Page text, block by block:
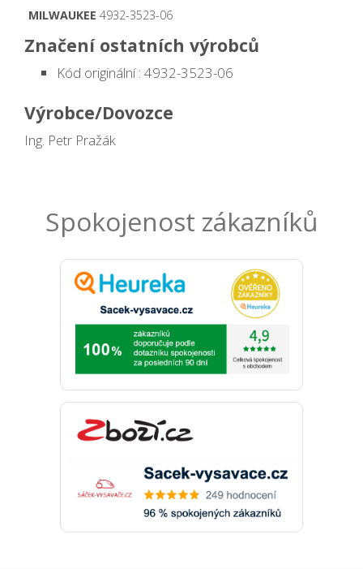
MILWAUKEE 4932-3523-06
Značení ostatních výrobců
Kód originální : 4932-3523-06
Výrobce/Dovozce
Ing. Petr Pražák
Spokojenost zákazníků